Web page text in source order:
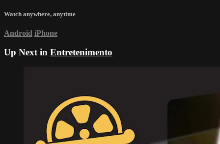
Watch anywhere, anytime
Android iPhone
Up Next in Entretenimento